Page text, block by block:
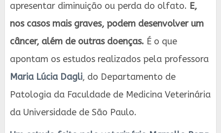
apresentar diminuição ou perda do olfato. E,
nos casos mais graves, podem desenvolver um
câncer, além de outras doenças. É o que
apontam os estudos realizados pela professora
Maria Lúcia Dagli, do Departamento de
Patologia da Faculdade de Medicina Veterinária
da Universidade de São Paulo.